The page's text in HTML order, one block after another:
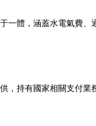
一體，涵蓋水電氣費
，持有國家相關支付